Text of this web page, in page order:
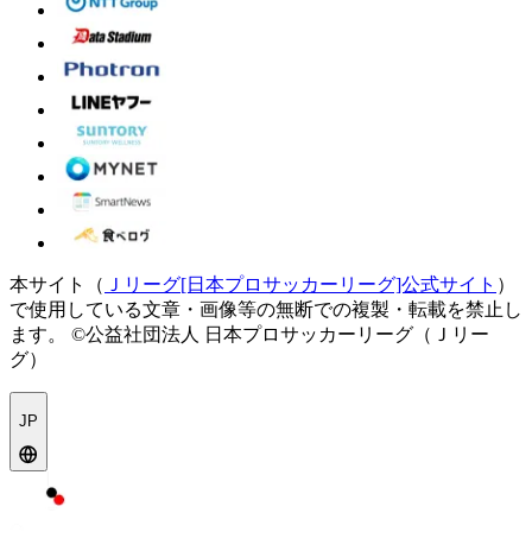
本サイト（ Ｊリーグ[日本プロサッカーリーグ]公式サイト ）
で使用している文章・画像等の無断での複製・転載を禁止し
ます。
©公益社団法人 日本プロサッカーリーグ（Ｊリー
グ）
JP